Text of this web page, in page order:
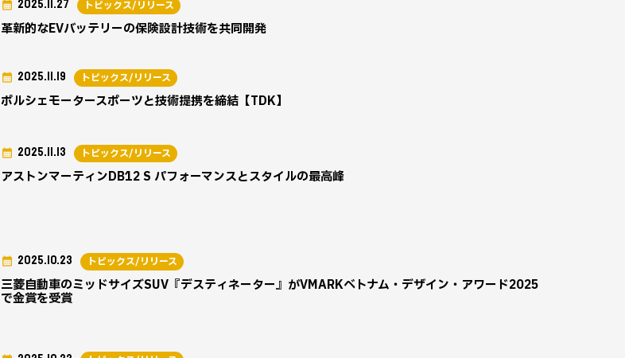
革新的なEVバッテリーの保険設計技術を共同開発
2025.11.27 トピックス/リリース
ポルシェモータースポーツと技術提携を締結【TDK】
2025.11.19 トピックス/リリース
アストンマーティンDB12 S パフォーマンスとスタイルの最高峰
2025.11.13 トピックス/リリース
三菱自動車のミッドサイズSUV『デスティネーター』がVMARKベトナム・デザイン・アワード2025
で金賞を受賞
2025.10.23 トピックス/リリース